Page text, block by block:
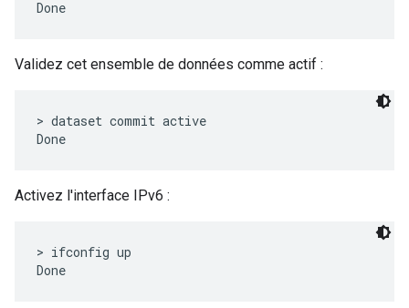
Validez cet ensemble de données comme actif :
> dataset commit active
Activez l'interface IPv6 :
> ifconfig up